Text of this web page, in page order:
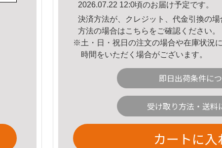
2026.07.22 12:0頃のお届け予定です。
決済方法が、クレジット、代金引換の
方法の場合はこちら をご確認ください。
※土・日・祝日の注文の場合や在庫状況
時間をいただく場合がございます。
即日出荷条件に
受け取り方法・送料
カートに入